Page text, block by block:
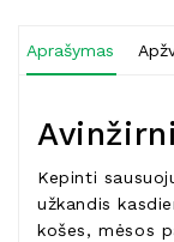
Aprašymas
Kepinti
užkandis
košes, mėsos